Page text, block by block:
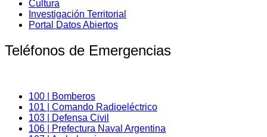
Cultura
Investigación Territorial
Portal Datos Abiertos
Teléfonos de Emergencias
100 | Bomberos
101 | Comando Radioeléctrico
103 | Defensa Civil
106 | Prefectura Naval Argentina